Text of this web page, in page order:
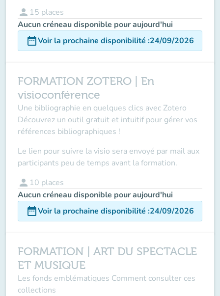
person 15 places
Aucun créneau disponible pour aujourd'hui
date_rangeVoir la prochaine disponibilité :24/09/2026
FORMATION ZOTERO | En
visioconférence
Une bibliographie en quelques clics avec Zotero
Découvrez un outil gratuit et intuitif pour gérer vos
références bibliographiques !
Le lien pour suivre la visio sera envoyé par mail aux
participants peu de temps avant la formation.
person 10 places
Aucun créneau disponible pour aujourd'hui
date_rangeVoir la prochaine disponibilité :24/09/2026
FORMATION | ART DU SPECTACLE
ET MUSIQUE
Les fonds emblématiques Comment consulter ces
collections